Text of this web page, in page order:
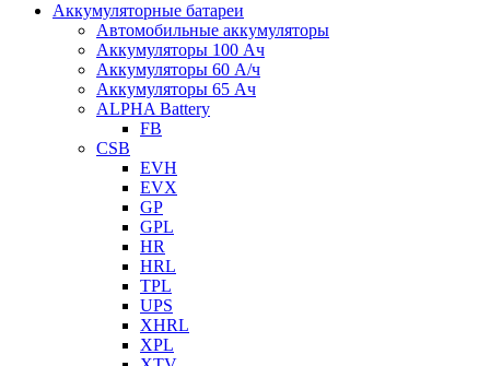
Аккумуляторные батареи
Автомобильные аккумуляторы
Аккумуляторы 100 Ач
Аккумуляторы 60 А/ч
Аккумуляторы 65 Ач
ALPHA Battery
FB
CSB
EVH
EVX
GP
GPL
HR
HRL
TPL
UPS
XHRL
XPL